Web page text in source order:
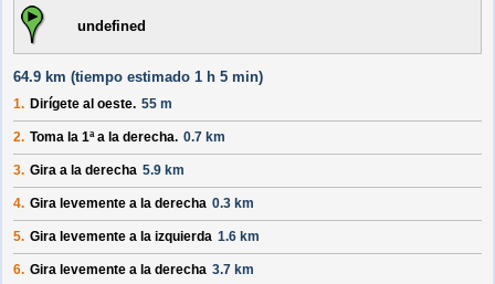
undefined
64.9 km (tiempo estimado 1 h 5 min)
1. Dirígete al oeste. 55 m
2. Toma la 1ª a la derecha. 0.7 km
3. Gira a la derecha 5.9 km
4. Gira levemente a la derecha 0.3 km
5. Gira levemente a la izquierda 1.6 km
6. Gira levemente a la derecha 3.7 km